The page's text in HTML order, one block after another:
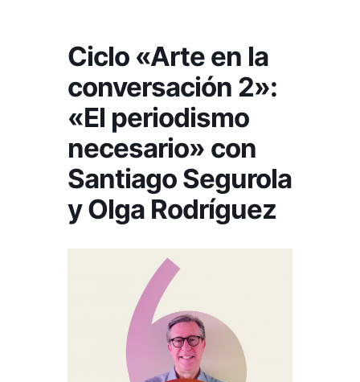
Ciclo «Arte en la
conversación 2»:
«El periodismo
necesario» con
Santiago Segurola
y Olga Rodríguez